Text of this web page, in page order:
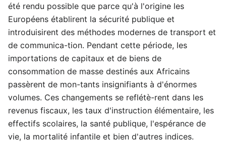
été rendu possible que parce qu'à l'origine les
Européens établirent la sécurité publique et
introduisirent des méthodes modernes de transport et
de communica-tion. Pendant cette période, les
importations de capitaux et de biens de
consommation de masse destinés aux Africains
passèrent de mon-tants insignifiants à d'énormes
volumes. Ces changements se reflétè-rent dans les
revenus fiscaux, les taux d'instruction élémentaire, les
effectifs scolaires, la santé publique, l'espérance de
vie, la mortalité infantile et bien d'autres indices.